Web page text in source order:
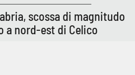
scossa di magnitudo
a nord-est di Celico